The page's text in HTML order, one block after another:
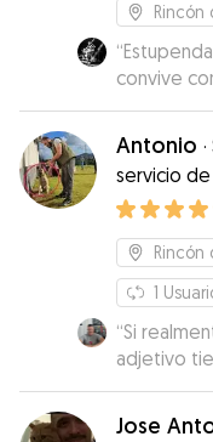
Rincón
“
convive
Antonio ·
servicio
Rincón
1
“Si
adjetivo
atención y
Jose